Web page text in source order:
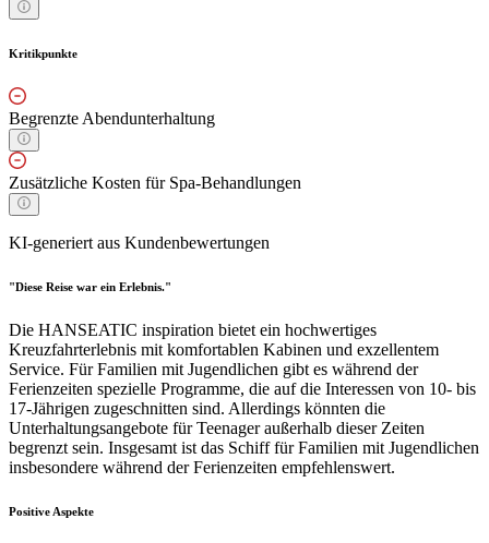
Kritikpunkte
Begrenzte Abendunterhaltung
Zusätzliche Kosten für Spa-Behandlungen
KI-generiert aus Kundenbewertungen
"Diese Reise war ein Erlebnis."
Die HANSEATIC inspiration bietet ein hochwertiges
Kreuzfahrterlebnis mit komfortablen Kabinen und exzellentem
Service. Für Familien mit Jugendlichen gibt es während der
Ferienzeiten spezielle Programme, die auf die Interessen von 10- bis
17-Jährigen zugeschnitten sind. Allerdings könnten die
Unterhaltungsangebote für Teenager außerhalb dieser Zeiten
begrenzt sein. Insgesamt ist das Schiff für Familien mit Jugendlichen
insbesondere während der Ferienzeiten empfehlenswert.
Positive Aspekte